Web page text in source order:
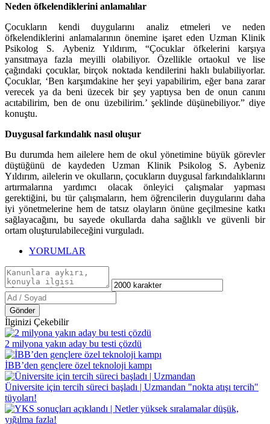
Neden öfkelendiklerini anlamalılar
Çocukların kendi duygularını analiz etmeleri ve neden
öfkelendiklerini anlamalarının önemine işaret eden Uzman Klinik
Psikolog S. Aybeniz Yıldırım, “Çocuklar öfkelerini karşıya
yansıtmaya fazla meyilli olabiliyor. Özellikle ortaokul ve lise
çağındaki çocuklar, birçok noktada kendilerini haklı bulabiliyorlar.
Çocuklar, ‘Ben karşımdakine her şeyi yapabilirim, eğer bana zarar
verecek ya da beni üzecek bir şey yaptıysa ben de onun canını
acıtabilirim, ben de onu üzebilirim.’ şeklinde düşünebiliyor.” diye
konuştu.
Duygusal farkındalık nasıl oluşur
Bu durumda hem ailelere hem de okul yönetimine büyük görevler
düştüğünü de kaydeden Uzman Klinik Psikolog S. Aybeniz
Yıldırım, ailelerin ve okulların, çocukların duygusal farkındalıklarını
artırmalarına yardımcı olacak önleyici çalışmalar yapması
gerektiğini, bu tür çalışmaların, hem öğrencilerin duygularını daha
iyi yönetmelerine hem de tatsız olayların önüne geçilmesine katkı
sağlayacağını, bu sayede okullarda daha sağlıklı ve güvenli bir
ortam oluşturulabileceğini vurguladı.
YORUMLAR
Gönder
İlginizi Çekebilir
2 milyona yakın aday bu testi çözdü
İBB’den gençlere özel teknoloji kampı
Üniversite için tercih süreci başladı | Uzmandan "nokta atışı tercih"
tüyoları!